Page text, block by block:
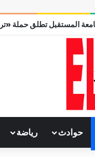
المستقبل تطلق حملة
حوادث رياضة